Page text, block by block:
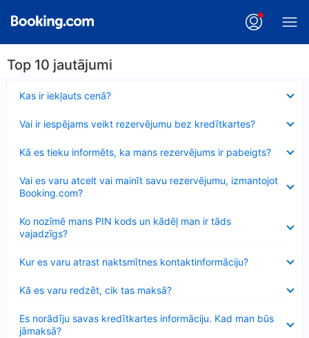
Top 10 jautājumi
Kas ir iekļauts cenā?
Vai ir iespējams veikt rezervējumu bez kredītkartes?
Kā es tieku informēts, ka mans rezervējums ir pabeigts?
Vai es varu atcelt vai mainīt savu rezervējumu, izmantojot
Booking.com?
Ko nozīmē mans PIN kods un kādēļ man ir tāds
vajadzīgs?
Kur es varu atrast naktsmītnes kontaktinformāciju?
Kā es varu redzēt, cik tas maksā?
Es norādīju savas kredītkartes informāciju. Kad man būs
jāmaksā?